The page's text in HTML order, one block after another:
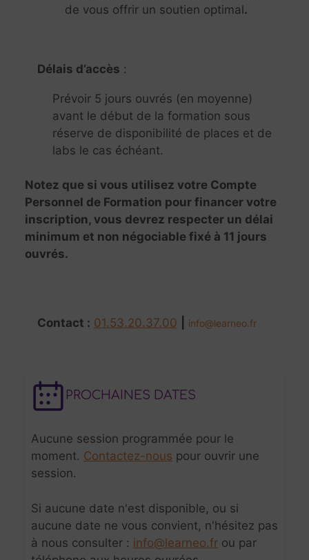
de vous offrir un soutien optimal.
Délais d’accès :
Prévoir 5 jours ouvrés (en moyenne)
avant le début de la formation sous
réserve de disponibilité de places et de
labs le cas échéant.
Notez que si vous utilisez votre Compte
Personnel de Formation pour financer votre
inscription, vous devrez respecter un délai
minimum et non négociable fixé à 11 jours
ouvrés.
Contact : 01.53.20.37.00 info@learneo.fr
PROCHAINES DATES
Aucune session programmée pour le
moment. Contactez-nous pour ouvrir une
session.
Si aucune date n'est disponible, ou si
aucune date ne vous convient, n'hésitez pas
à nous consulter : info@learneo.frou par